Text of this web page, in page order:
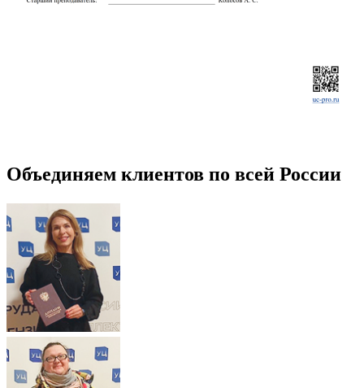
Объединяем клиентов по всей России